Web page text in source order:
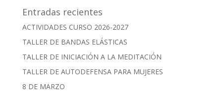
Entradas recientes
ACTIVIDADES CURSO 2026-2027
TALLER DE BANDAS ELÁSTICAS
TALLER DE INICIACIÓN A LA MEDITACIÓN
TALLER DE AUTODEFENSA PARA MUJERES
8 DE MARZO